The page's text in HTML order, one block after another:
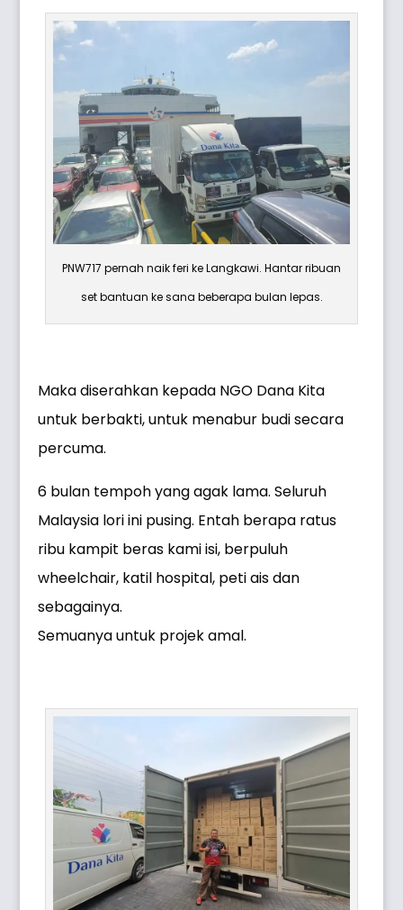
PNW717 pernah naik feri ke Langkawi. Hantar ribuan
set bantuan ke sana beberapa bulan lepas.
Maka diserahkan kepada NGO Dana Kita
untuk berbakti, untuk menabur budi secara
percuma.
6 bulan tempoh yang agak lama. Seluruh
Malaysia lori ini pusing. Entah berapa ratus
ribu kampit beras kami isi, berpuluh
wheelchair, katil hospital, peti ais dan
sebagainya.
Semuanya untuk projek amal.